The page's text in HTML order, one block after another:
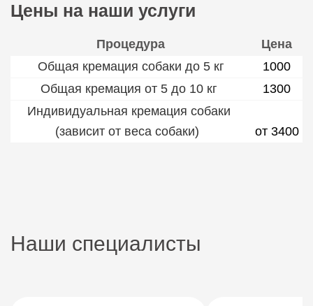
Цены на наши услуги
Процедура
Цена
Общая кремация собаки до 5 кг
1000
Общая кремация от 5 до 10 кг
1300
Индивидуальная кремация собаки
(зависит от веса собаки)
от 3400
Наши специалисты